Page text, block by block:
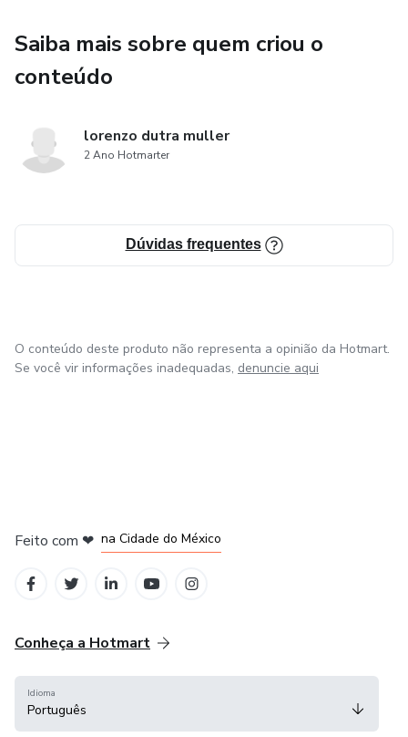
Saiba mais sobre quem criou o
conteúdo
lorenzo dutra muller
2 Ano Hotmarter
Dúvidas frequentes
O conteúdo deste produto não representa a opinião da Hotmart.
Se você vir informações inadequadas, denuncie aqui
Feito com ❤ na Cidade do México
Conheça a Hotmart
Idioma
Português